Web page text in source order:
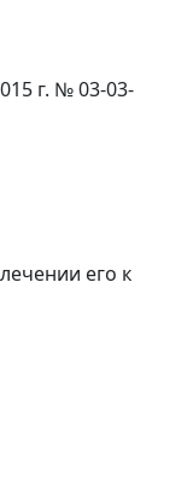
г. № 03-03-
его к